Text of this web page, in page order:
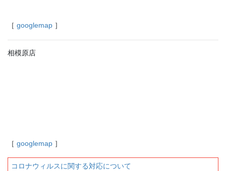
［ googlemap ］
相模原店
［ googlemap ］
コロナウィルスに関する対応について